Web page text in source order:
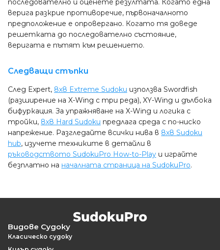
последователно и оценете резултата. Когато една
верига разкрие противоречие, първоначалното
предположение е опровергано. Когато тя доведе
решетката до последователно състояние,
веригата е пътят към решението.
Следващи стъпки
След Expert, 8x8 Extreme Sudoku използва Swordfish
(разширение на X-Wing с три реда), XY-Wing и дълбока
бифуркация. За упражняване на X-Wing и логика с
тройки, 8x8 Hard Sudoku предлага среда с по-ниско
напрежение. Разгледайте всички нива в 8x8 Sudoku
hub, изучете техниките в детайли в
ръководството SudokuPro How-to-Play и играйте
безплатно на началната страница на SudokuPro.
Видове Судоку
Класическо судоку